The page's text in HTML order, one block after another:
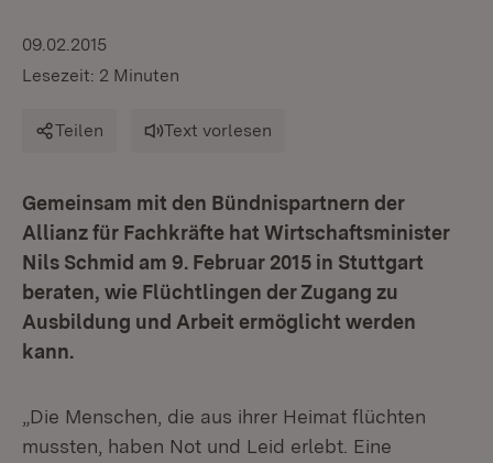
09.02.2015
Lesezeit: 2 Minuten
Teilen Text vorlesen
Gemeinsam mit den Bündnispartnern der
Allianz für Fachkräfte hat Wirtschaftsminister
Nils Schmid am 9. Februar 2015 in Stuttgart
beraten, wie Flüchtlingen der Zugang zu
Ausbildung und Arbeit ermöglicht werden
kann.
„Die Menschen, die aus ihrer Heimat flüchten
mussten, haben Not und Leid erlebt. Eine